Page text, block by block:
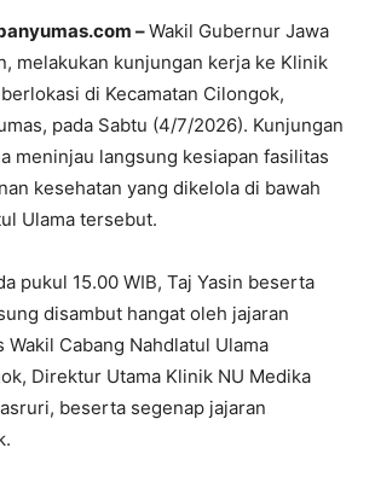
–Wakil Gubernur Jawa
melakukan kunjungan kerja ke Klinik
di Kecamatan Cilongok,
pada Sabtu (4/7/2026). Kunjungan
meninjau langsung kesiapan fasilitas
kesehatan yang dikelola di bawah
Ulama tersebut.
pukul 15.00 WIB, Taj Yasin beserta
disambut hangat oleh jajaran
Cabang Nahdlatul Ulama
Direktur Utama Klinik NU Medika
beserta segenap jajaran